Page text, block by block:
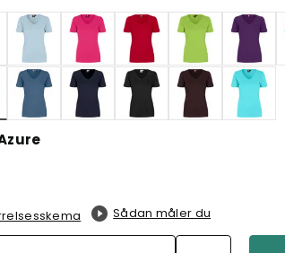
Sådan måler du